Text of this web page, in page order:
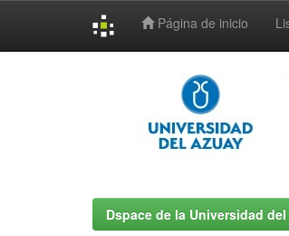
Página de inicio
Dspace de la Universidad